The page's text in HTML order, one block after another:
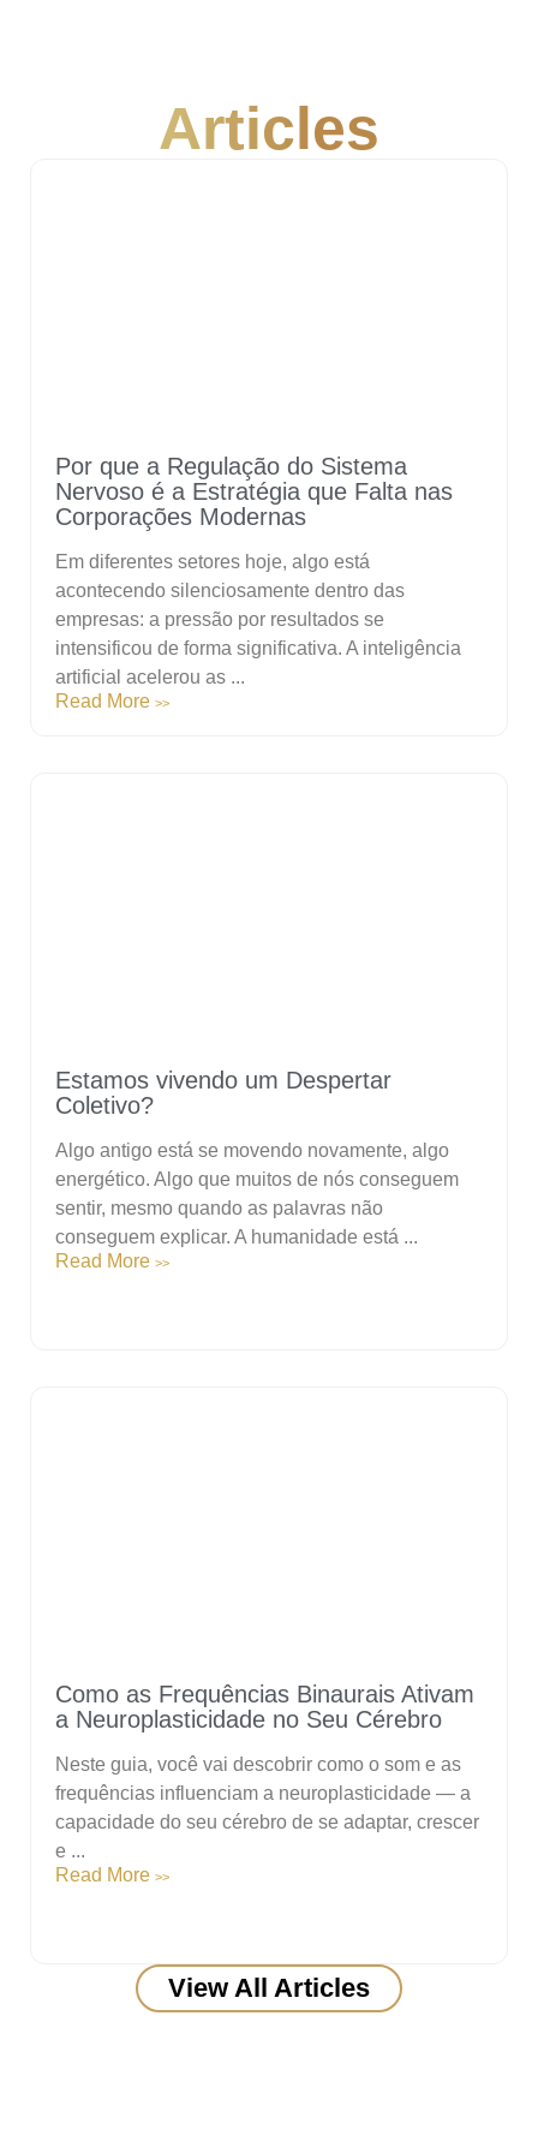
Articles
Por que a Regulação do Sistema
Nervoso é a Estratégia que Falta nas
Corporações Modernas
Em diferentes setores hoje, algo está
acontecendo silenciosamente dentro das
empresas: a pressão por resultados se
intensificou de forma significativa. A inteligência
artificial acelerou as ...
Read More >>
Estamos vivendo um Despertar
Coletivo?
Algo antigo está se movendo novamente, algo
energético. Algo que muitos de nós conseguem
sentir, mesmo quando as palavras não
conseguem explicar. A humanidade está ...
Read More >>
Como as Frequências Binaurais Ativam
a Neuroplasticidade no Seu Cérebro
Neste guia, você vai descobrir como o som e as
frequências influenciam a neuroplasticidade — a
capacidade do seu cérebro de se adaptar, crescer
e ...
Read More >>
View All Articles